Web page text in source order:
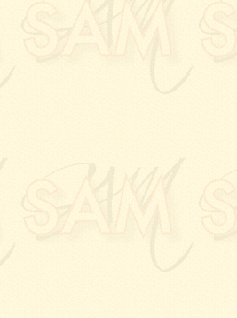
2021, à la
Réunion
Salon
.
COVID-
à la
Le